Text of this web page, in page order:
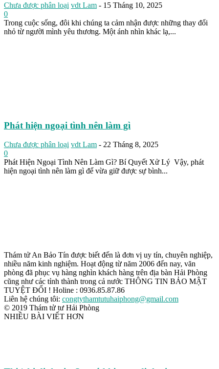
Chưa được phân loại vdt Lam - 15 Tháng 10, 2025
0
Trong cuộc sống, đôi khi chúng ta cảm nhận được những thay đổi
nhỏ từ người mình yêu thương. Một ánh nhìn khác lạ,...
Phát hiện ngoại tình nên làm gì
Chưa được phân loại vdt Lam - 22 Tháng 8, 2025
0
Phát Hiện Ngoại Tình Nên Làm Gì? Bí Quyết Xử Lý Vậy, phát
hiện ngoại tình nên làm gì để vừa giữ được sự bình...
Thám tử An Bảo Tín được biết đến là đơn vị uy tín, chuyên nghiệp,
nhiều năm kinh nghiệm. Hoạt động từ năm 2006 đến nay, văn
phòng đã phục vụ hàng nghìn khách hàng trên địa bàn Hải Phòng
cũng như các tỉnh thành trong cả nước THÔNG TIN BẢO MẬT
TUYỆT ĐỐI ! Holine : 0936.85.87.86
Liên hệ chúng tôi: congtythamtutuhaiphong@gmail.com
© 2019 Thám tử tư Hải Phòng
NHIỀU BÀI VIẾT HƠN